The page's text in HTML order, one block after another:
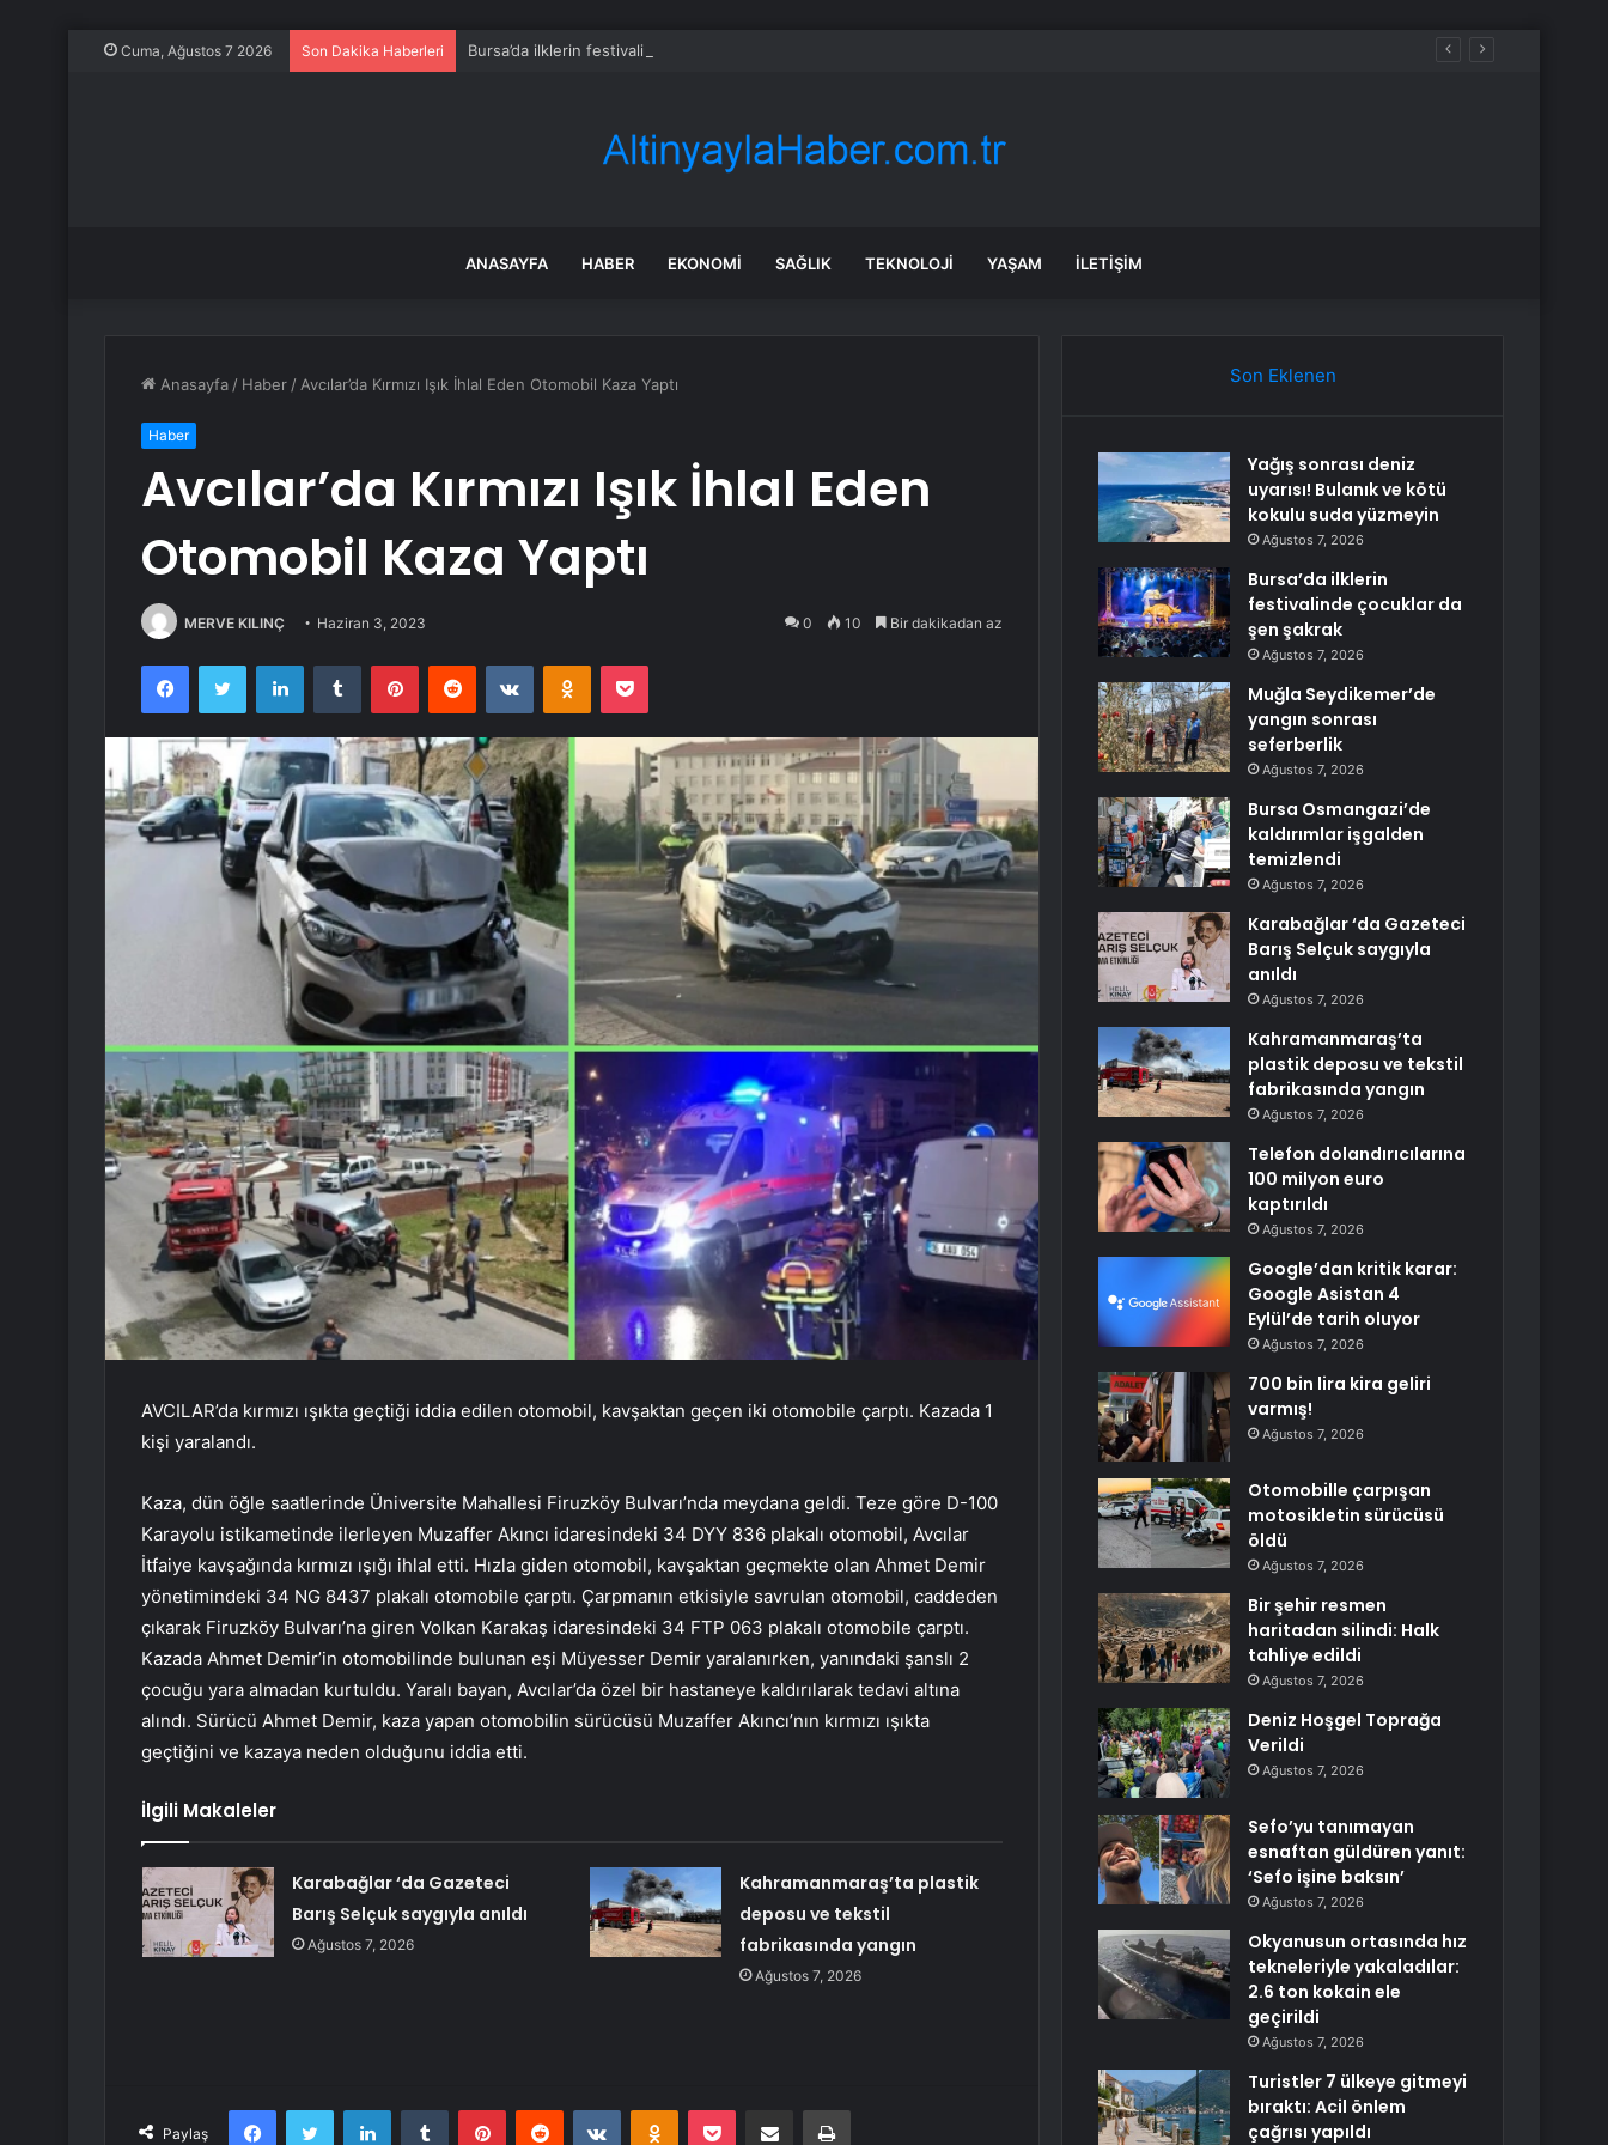
Cuma, Ağustos 7 2026 Son Dakika Haberleri Bursa’da ilklerin festivalinde çocuklar da şen şakrak
ANASAYFA HABER EKONOMI SAĞLIK TEKNOLOJI YAŞAM İLETIŞIM
Anasayfa / Haber / Avcılar’da Kırmızı Işık İhlal Eden Otomobil Kaza Yaptı
Haber
Avcılar’da Kırmızı Işık İhlal Eden
Otomobil Kaza Yaptı
MERVE KILINÇ Haziran 3, 2023 0 10 Bir dakikadan az
FacebookTwitter LinkedInTumblr PinterestReddit VKontakteOdnoklassniki
Pocket
AVCILAR’da kırmızı ışıkta geçtiği iddia edilen otomobil, kavşaktan geçen iki otomobile çarptı. Kazada 1
kişi yaralandı.
Kaza, dün öğle saatlerinde Üniversite Mahallesi Firuzköy Bulvarı’nda meydana geldi. Teze göre D-100
Karayolu istikametinde ilerleyen Muzaffer Akıncı idaresindeki 34 DYY 836 plakalı otomobil, Avcılar
İtfaiye kavşağında kırmızı ışığı ihlal etti. Hızla giden otomobil, kavşaktan geçmekte olan Ahmet Demir
yönetimindeki 34 NG 8437 plakalı otomobile çarptı. Çarpmanın etkisiyle savrulan otomobil, caddeden
çıkarak Firuzköy Bulvarı’na giren Volkan Karakaş idaresindeki 34 FTP 063 plakalı otomobile çarptı.
Kazada Ahmet Demir’in otomobilinde bulunan eşi Müyesser Demir yaralanırken, yanındaki şanslı 2
çocuğu yara almadan kurtuldu. Yaralı bayan, Avcılar’da özel bir hastaneye kaldırılarak tedavi altına
alındı. Sürücü Ahmet Demir, kaza yapan otomobilin sürücüsü Muzaffer Akıncı’nın kırmızı ışıkta
geçtiğini ve kazaya neden olduğunu iddia etti.
İlgili Makaleler
Karabağlar ‘da Gazeteci
Barış Selçuk saygıyla anıldı
Ağustos 7, 2026
Kahramanmaraş’ta plastik
deposu ve tekstil
fabrikasında yangın
Ağustos 7, 2026
Paylaş
FacebookTwitter LinkedInTumblr PinterestReddit VKontakteOdnoklassniki
Pocket E-Posta ile paylaş Yazdır
Son Eklenen
Yağış sonrası deniz
uyarısı! Bulanık ve kötü
kokulu suda yüzmeyin
Ağustos 7, 2026
Bursa’da ilklerin
festivalinde çocuklar da
şen şakrak
Ağustos 7, 2026
Muğla Seydikemer’de
yangın sonrası
seferberlik
Ağustos 7, 2026
Bursa Osmangazi’de
kaldırımlar işgalden
temizlendi
Ağustos 7, 2026
Karabağlar ‘da Gazeteci
Barış Selçuk saygıyla
anıldı
Ağustos 7, 2026
Kahramanmaraş’ta
plastik deposu ve tekstil
fabrikasında yangın
Ağustos 7, 2026
Telefon dolandırıcılarına
100 milyon euro
kaptırıldı
Ağustos 7, 2026
Google’dan kritik karar:
Google Asistan 4
Eylül’de tarih oluyor
Ağustos 7, 2026
700 bin lira kira geliri
varmış!
Ağustos 7, 2026
Otomobille çarpışan
motosikletin sürücüsü
öldü
Ağustos 7, 2026
Bir şehir resmen
haritadan silindi: Halk
tahliye edildi
Ağustos 7, 2026
Deniz Hoşgel Toprağa
Verildi
Ağustos 7, 2026
Sefo’yu tanımayan
esnaftan güldüren yanıt:
‘Sefo işine baksın’
Ağustos 7, 2026
Okyanusun ortasında hız
tekneleriyle yakaladılar:
2.6 ton kokain ele
geçirildi
Ağustos 7, 2026
Turistler 7 ülkeye gitmeyi
bıraktı: Acil önlem
çağrısı yapıldı